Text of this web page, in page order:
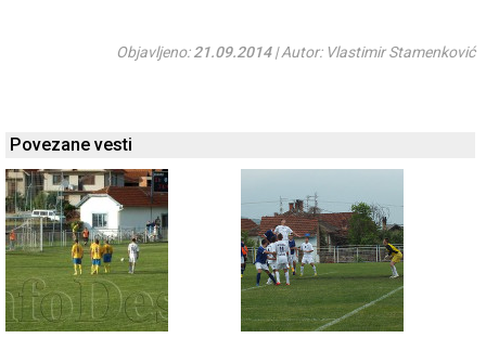
Objavljeno:21.09.2014| Autor: Vlastimir Stamenković
Povezane vesti